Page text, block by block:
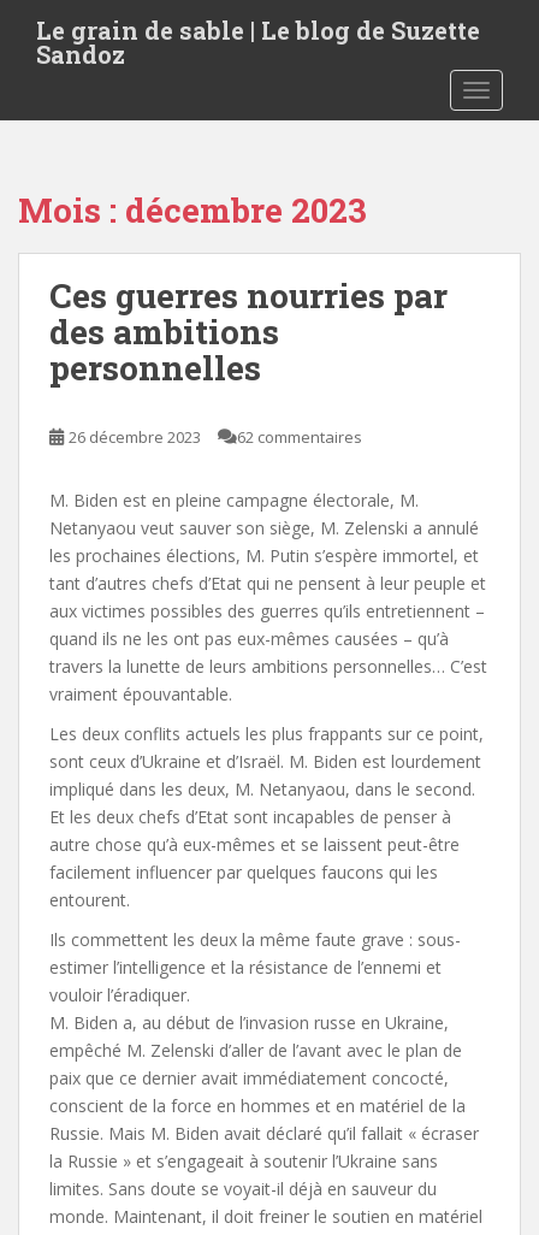
t
Le grain de sable | Le blog de Suzette
Sandoz
Mois : décembre 2023
Ces guerres nourries par
des ambitions
personnelles
26 décembre 2023 62 commentaires
M. Biden est en pleine campagne électorale, M.
Netanyaou veut sauver son siège, M. Zelenski a annulé
les prochaines élections, M. Putin s’espère immortel, et
tant d’autres chefs d’Etat qui ne pensent à leur peuple et
aux victimes possibles des guerres qu’ils entretiennent –
quand ils ne les ont pas eux-mêmes causées – qu’à
travers la lunette de leurs ambitions personnelles… C’est
vraiment épouvantable.
Les deux conflits actuels les plus frappants sur ce point,
sont ceux d’Ukraine et d’Israël. M. Biden est lourdement
impliqué dans les deux, M. Netanyaou, dans le second.
Et les deux chefs d’Etat sont incapables de penser à
autre chose qu’à eux-mêmes et se laissent peut-être
facilement influencer par quelques faucons qui les
entourent.
Ils commettent les deux la même faute grave : sous-
estimer l’intelligence et la résistance de l’ennemi et
vouloir l’éradiquer.
M. Biden a, au début de l’invasion russe en Ukraine,
empêché M. Zelenski d’aller de l’avant avec le plan de
paix que ce dernier avait immédiatement concocté,
conscient de la force en hommes et en matériel de la
Russie. Mais M. Biden avait déclaré qu’il fallait « écraser
la Russie » et s’engageait à soutenir l’Ukraine sans
limites. Sans doute se voyait-il déjà en sauveur du
monde. Maintenant, il doit freiner le soutien en matériel